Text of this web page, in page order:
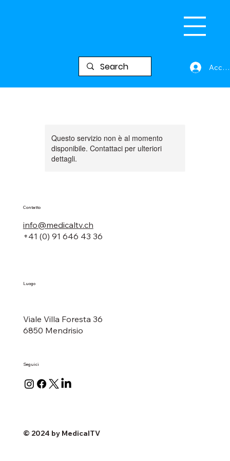
Questo servizio non è al momento
disponibile. Contattaci per ulteriori
dettagli.
Contatto
info@medicaltv.ch
+41 (0) 91 646 43 36
Luogo
Viale Villa Foresta 36
6850 Mendrisio
Seguici
© 2024 by MedicalTV